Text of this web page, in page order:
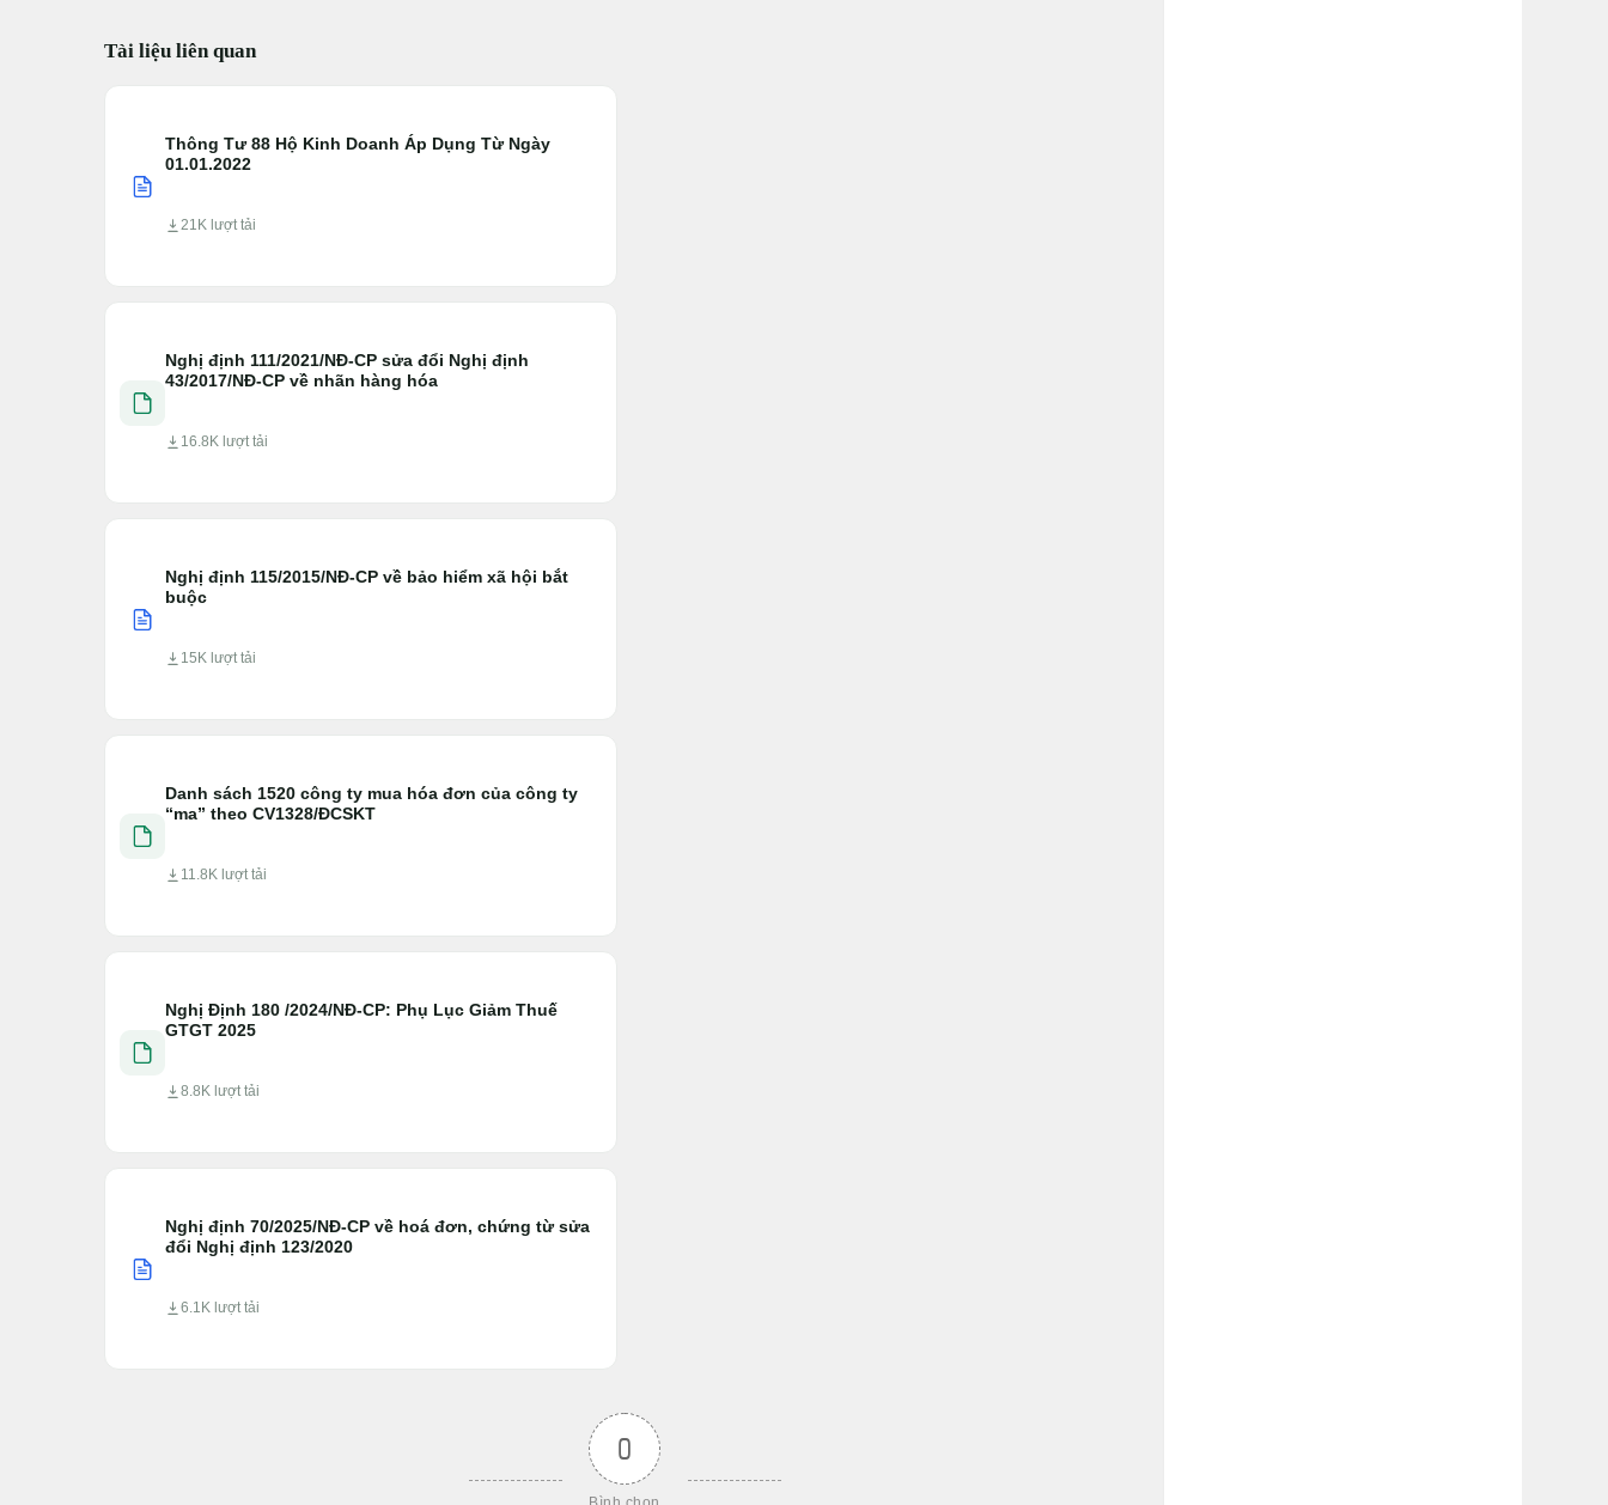
Tài liệu liên quan
Thông Tư 88 Hộ Kinh Doanh Áp Dụng Từ Ngày
01.01.2022
21K lượt tải
Nghị định 111/2021/NĐ-CP sửa đổi Nghị định
43/2017/NĐ-CP về nhãn hàng hóa
16.8K lượt tải
Nghị định 115/2015/NĐ-CP về bảo hiểm xã hội bắt
buộc
15K lượt tải
Danh sách 1520 công ty mua hóa đơn của công ty
“ma” theo CV1328/ĐCSKT
11.8K lượt tải
Nghị Định 180 /2024/NĐ-CP: Phụ Lục Giảm Thuế
GTGT 2025
8.8K lượt tải
Nghị định 70/2025/NĐ-CP về hoá đơn, chứng từ sửa
đổi Nghị định 123/2020
6.1K lượt tải
0